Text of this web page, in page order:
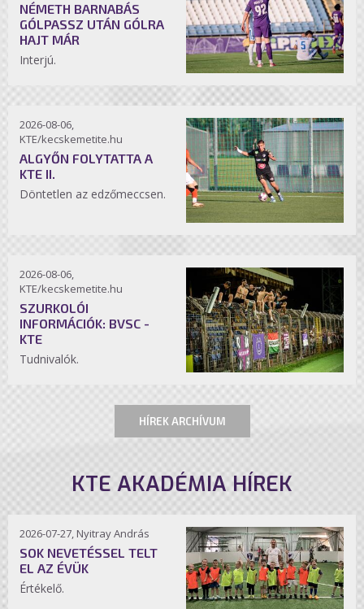
NÉMETH BARNABÁS
GÓLPASSZ UTÁN GÓLRA
HAJT MÁR
Interjú.
2026-08-06,
KTE/kecskemetite.hu
ALGYŐN FOLYTATTA A
KTE II.
Döntetlen az edzőmeccsen.
2026-08-06,
KTE/kecskemetite.hu
SZURKOLÓI
INFORMÁCIÓK: BVSC -
KTE
Tudnivalók.
HÍREK ARCHÍVUM
KTE AKADÉMIA HÍREK
2026-07-27, Nyitray András
SOK NEVETÉSSEL TELT
EL AZ ÉVÜK
Értékelő.